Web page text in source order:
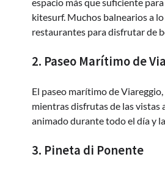
kitesurf. Muchos balnearios a
restaurantes para disfrutar de
2. Paseo Marítimo de
El paseo marítimo de
mientras disfrutas de las vistas
animado durante todo el día y
3. Pineta di Ponente